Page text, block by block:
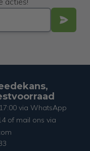
via WhatsApp
of mail ons via